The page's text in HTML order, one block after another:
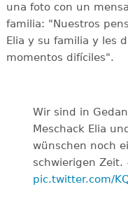
una foto con un
familia: "Nuestros
Elia y su familia y les
momentos difíciles".
Wir sind in
Meschack Elia
wünschen noch
schwierigen Zeit.
pic.twitter.com/